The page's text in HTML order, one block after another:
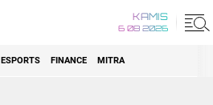
KAMIS
6 08 2026
ESPORTS FINANCE MITRA